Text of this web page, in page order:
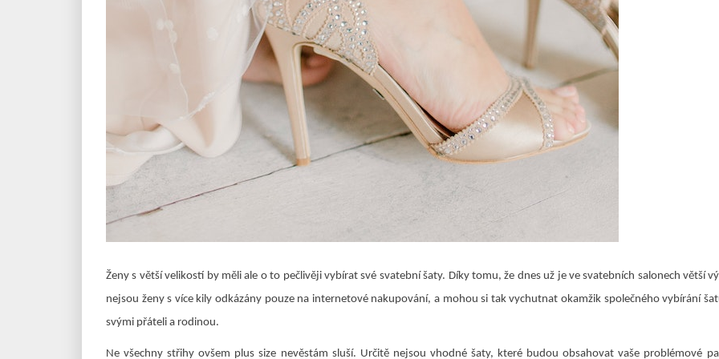
Ženy s větší velikostí by měli ale o to pečlivěji vybírat své svatební šaty. Díky tomu, že dnes už je ve svatebních salonech větší
nejsou ženy s více kily odkázány pouze na internetové nakupování, a mohou si tak vychutnat okamžik společného vybírání
svými přáteli a rodinou.
Ne všechny střihy ovšem plus size nevěstám sluší. Určitě nejsou vhodné šaty, které budou obsahovat vaše problémové